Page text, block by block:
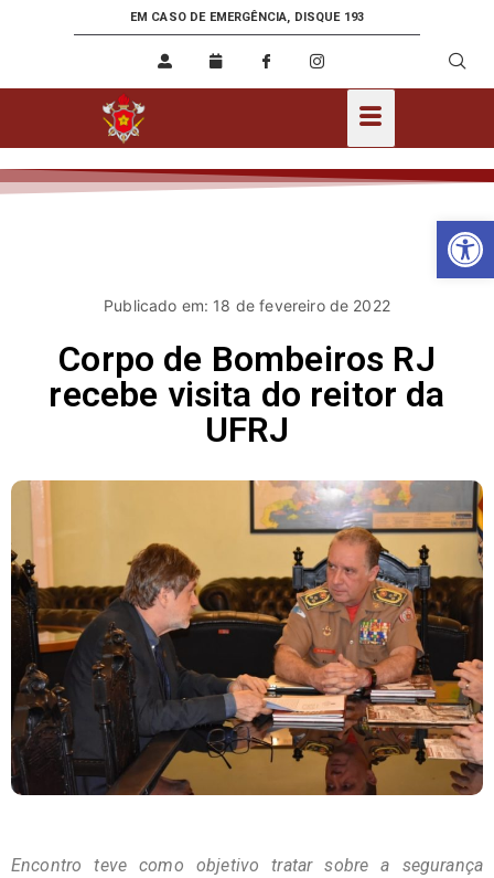
EM CASO DE EMERGÊNCIA, DISQUE 193
Publicado em: 18 de fevereiro de 2022
Corpo de Bombeiros RJ
recebe visita do reitor da
UFRJ
Encontro teve como objetivo tratar sobre a segurança